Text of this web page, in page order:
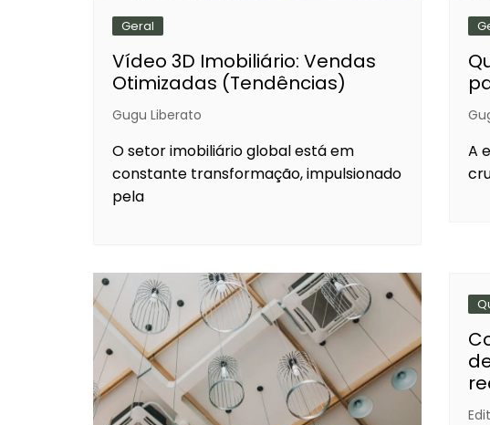
Geral
Vídeo 3D Imobiliário: Vendas
Otimizadas (Tendências)
Gugu Liberato
O setor imobiliário global está em
constante transformação, impulsionado
pela
A